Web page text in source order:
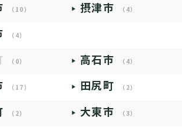
（10） 摂津市 （4）
（4）
（0） 高石市 （4）
（17） 田尻町 （2）
（2） 大東市 （3）